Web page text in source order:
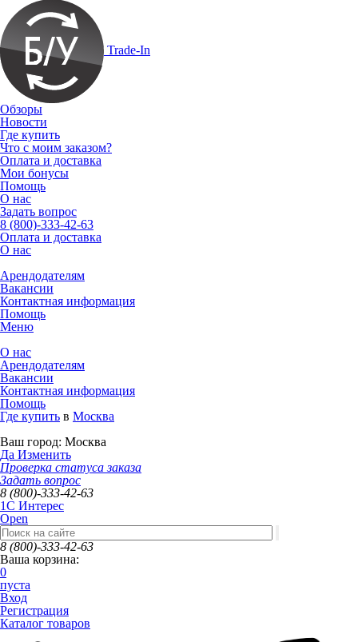
Trade-In
Обзоры
Новости
Где купить
Что с моим заказом?
Оплата и доставка
Мои бонусы
Помощь
О нас
Задать вопрос
8 (800)-333-42-63
Оплата и доставка
О нас
Арендодателям
Вакансии
Контактная информация
Помощь
Меню
О нас
Арендодателям
Вакансии
Контактная информация
Помощь
Где купить в Москва
Ваш город: Москва
Да Изменить
Проверка статуса заказа
Задать вопрос
8 (800)-333-42-63
1C Интерес
Open
8 (800)-333-42-63
Ваша корзина:
0
пуста
Вход
Регистрация
Каталог товаров